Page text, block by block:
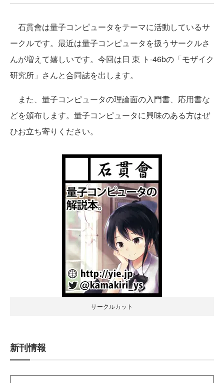
石貫會は量子コンピュータをテーマに活動しているサ
ークルです。最近は量子コンピュータを扱うサークルさ
んが増えて嬉しいです。今回は日 東 ト-46bの「モザイク
研究所」さんと合同誌を出します。
また、量子コンピュータの理論面の入門書、応用書な
どを頒布します。量子コンピュータに興味のある方はぜ
ひお立ち寄りください。
サークルカット
新刊情報